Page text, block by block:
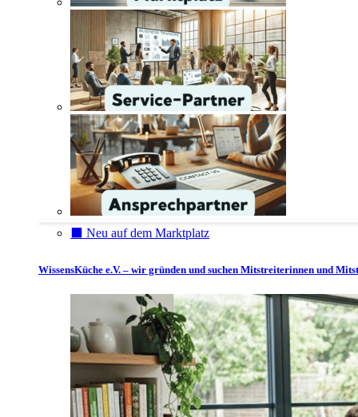
⬛️ Neu auf dem Marktplatz
WissensKüche e.V. – wir gründen und suchen Mitstreiterinnen und